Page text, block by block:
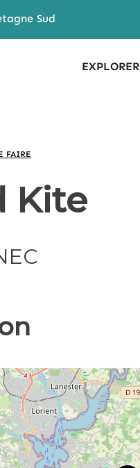
Sud
EXPLORER
FAIRE
Kite